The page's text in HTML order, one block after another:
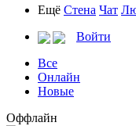
Ещё Стена Чат
Войти
Все
Онлайн
Новые
Оффлайн